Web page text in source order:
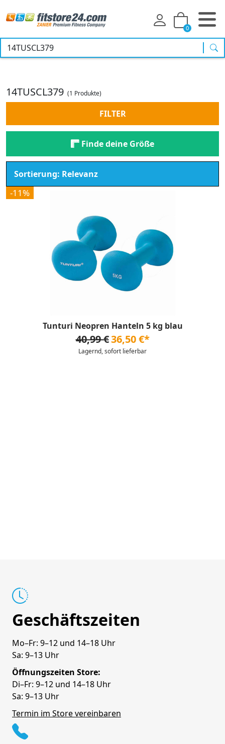
0
14TUSCL379 (1 Produkte)
FILTER
Finde deine Größe
-11%
Tunturi Neopren Hanteln 5 kg blau
40,99 €36,50 €*
Lagernd, sofort lieferbar
Geschäftszeiten
Mo–Fr: 9–12 und 14–18 Uhr
Sa: 9–13 Uhr
Öffnungszeiten Store:
Di–Fr: 9–12 und 14–18 Uhr
Sa: 9–13 Uhr
Termin im Store vereinbaren